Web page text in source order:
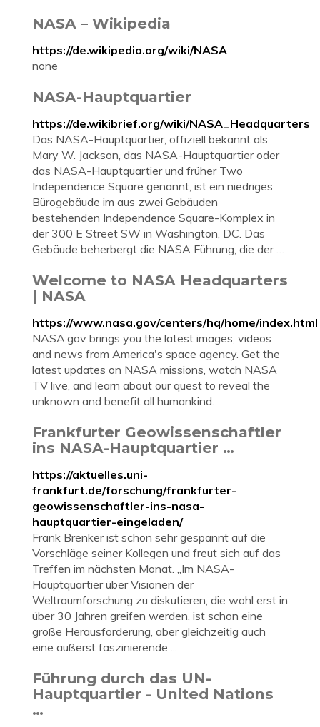
NASA – Wikipedia
https://de.wikipedia.org/wiki/NASA
none
NASA-Hauptquartier
https://de.wikibrief.org/wiki/NASA_Headquarters
Das NASA-Hauptquartier, offiziell bekannt als
Mary W. Jackson, das NASA-Hauptquartier oder
das NASA-Hauptquartier und früher Two
Independence Square genannt, ist ein niedriges
Bürogebäude im aus zwei Gebäuden
bestehenden Independence Square-Komplex in
der 300 E Street SW in Washington, DC. Das
Gebäude beherbergt die NASA Führung, die der …
Welcome to NASA Headquarters
| NASA
https://www.nasa.gov/centers/hq/home/index.html
NASA.gov brings you the latest images, videos
and news from America's space agency. Get the
latest updates on NASA missions, watch NASA
TV live, and learn about our quest to reveal the
unknown and benefit all humankind.
Frankfurter Geowissenschaftler
ins NASA-Hauptquartier …
https://aktuelles.uni-
frankfurt.de/forschung/frankfurter-
geowissenschaftler-ins-nasa-
hauptquartier-eingeladen/
Frank Brenker ist schon sehr gespannt auf die
Vorschläge seiner Kollegen und freut sich auf das
Treffen im nächsten Monat. „Im NASA-
Hauptquartier über Visionen der
Weltraumforschung zu diskutieren, die wohl erst in
über 30 Jahren greifen werden, ist schon eine
große Herausforderung, aber gleichzeitig auch
eine äußerst faszinierende ...
Führung durch das UN-
Hauptquartier - United Nations
…